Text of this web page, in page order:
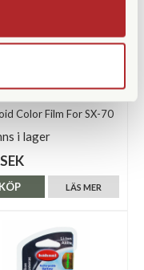
Color Film For SX-70
i lager
LÄS MER
KÖP